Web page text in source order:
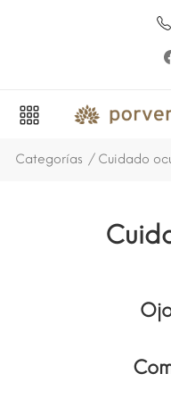
Categorías Cuidado